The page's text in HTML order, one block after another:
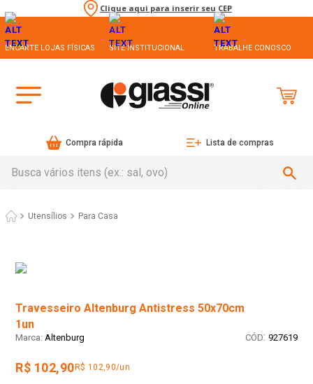
Clique aqui para inserir seu CEP
ENCARTE LOJAS FÍSICAS SITE INSTITUCIONAL TRABALHE CONOSCO
Compra rápida Lista de compras
Utensílios Para Casa
Travesseiro Altenburg Antistress 50x70cm
1un
Altenburg : 927619
R$ 102,90 R$ 102,90/un